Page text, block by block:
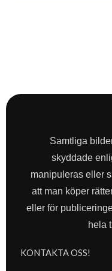
Samtliga
skyddade
manipuleras eller
att man köper
eller för
hela
KONTAKTA OSS!